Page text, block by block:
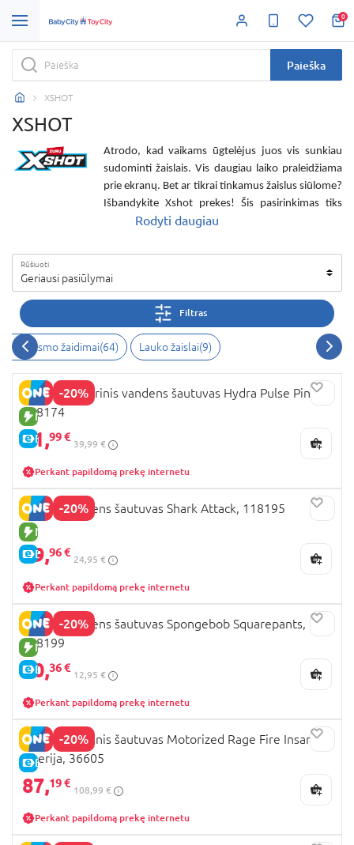
0
Paieška
XSHOT
XSHOT
Atrodo, kad vaikams ūgtelėjus juos vis sunkiau
sudominti žaislais. Vis daugiau laiko praleidžiama
prie ekranų. Bet ar tikrai tinkamus žaislus siūlome?
Išbandykite Xshot prekes! Šis pasirinkimas tiks
vyresniems vaikams. Xshot šautuvai
kategorijas. Užtaisomi šoviniaisXshot žaislaitinka
nuo 8 arba 14 metų, o užtaisomi vandeniu gali
būti pritaikomi ir vaikams nuo 5 metų. Pastarieji
ypač tiks karštomis vasaros dienomis. Šie
Xshot
vandens šautuvaibus ne tik įsimintina pramoga,
bet ir būdas atsigaivinti. Jei jus domina
Xshot
šautuvai internetu, visus juos rasite vienoje
vietoje. Nepamirškite apžiūrėti ir kitų aksesuarų.
Jums tikrai prireiksXshot šovinių ir jų papildymų.
. Asortimente rasite ir
žaislinių kardų, kurie padės įsijausti į piratų ar
futuristinis dizainas ir saugūs šoviniai užtikrins
įdomų žaidimą, kuris privers atsitraukti nuo visų
Xshot vandens
šautuvai
. Tokie šautuvai bus puiki dovana
daugeliui vaikų. Visų pirma, jie atrodo tikrai
įspūdingai, o antra jie privers išeiti į lauką, judėti,
bendrauti, planuoti, kurti strategijas ir burti
komandą. Todėl jei ieškote žaislų, kurie būtų
asortimento. Sekite naujienas, akcijas ir specialius
Xshot šautuvai internetu siūlomi
išties geromis kainomis. Prenumeruokite
naujienlaiškius ir apie naujienas sužinosite
pirmieji! Taip pat kviečiame apžiūrėti ne tik
Būtinai užmeskite akį ir į dėlionių, galvosūkių sritį.
Čia rasite puikų stalo žaidimų ir kitų pramogų,
kurios užims ne tik vyresnius vaikus, bet ir jų
Rodyti daugiau
Rūšiuoti
Geriausi pasiūlymai
Filtras
ir veiksmo žaidimai(64) Lauko žaislai(9)
-20%
NAUJA PREKĖ
E-KAINA
XSHOT motorinis vandens šautuvas Hydra Pulse Pink,
118174
31,99 €
39,99 €
Perkant papildomą prekę internetu
-20%
NAUJA PREKĖ
E-KAINA
XSHOT vandens šautuvas Shark Attack, 118195
19,96 €
24,95 €
Perkant papildomą prekę internetu
-20%
NAUJA PREKĖ
E-KAINA
XSHOT vandens šautuvas Spongebob Squarepants,
118199
10,36 €
12,95 €
Perkant papildomą prekę internetu
-20%
E-KAINA
X-SHOT žaislinis šautuvas Motorized Rage Fire Insanity,
1 serija, 36605
87,19 €
108,99 €
Perkant papildomą prekę internetu